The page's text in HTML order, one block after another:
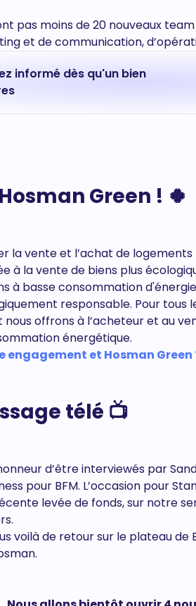
pas moins de 20 nouveaux
et de communication,
informé dès qu'un bien
Green ! 🍀
la vente et l’achat de logements
à la vente de biens plus
à basse consommation
responsable. Pour tous
nous offrons à l’acheteur et au
énergétique.
engagement et Hosman Green
télé 📺
d’être interviewés par
pour BFM. L’occasion pour
levée de fonds, sur notre
voilà de retour sur le plateau